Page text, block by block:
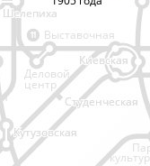
11
Шелепиха
Шелепиха
Выставочная
Деловой
центр
Киевская
Киевская
Студенческая
Студенческая
Кутузовская
Кутузовская